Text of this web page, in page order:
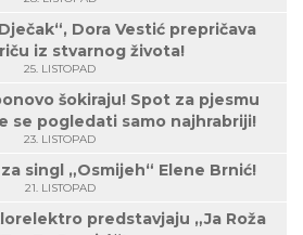
Dora Vestić prepričava
iz stvarnog života!
25. LISTOPAD
šokiraju! Spot za pjesmu
se pogledati samo najhrabriji!
23. LISTOPAD
singl „Osmijeh“ Elene Brnić!
21. LISTOPAD
predstavjaju „Ja Roža